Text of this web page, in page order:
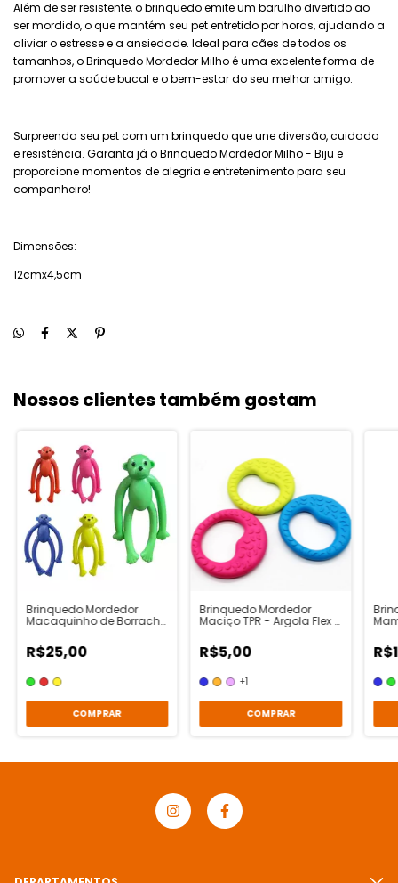
Além de ser resistente, o brinquedo emite um barulho divertido ao
ser mordido, o que mantém seu pet entretido por horas, ajudando a
aliviar o estresse e a ansiedade. Ideal para cães de todos os
tamanhos, o Brinquedo Mordedor Milho é uma excelente forma de
promover a saúde bucal e o bem-estar do seu melhor amigo.
Surpreenda seu pet com um brinquedo que une diversão, cuidado
e resistência. Garanta já o Brinquedo Mordedor Milho - Biju e
proporcione momentos de alegria e entretenimento para seu
companheiro!
Dimensões:
12cmx4,5cm
Nossos clientes também gostam
Brinquedo Mordedor
Macaquinho de Borracha
R$25,00
COMPRAR
Brinquedo Mordedor
Maciço TPR - Argola Flex -
R$5,00
+1
COMPRAR